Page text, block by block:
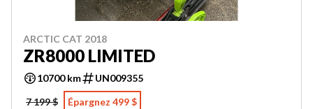
ARCTIC CAT 2018
ZR8000 LIMITED
10700 km
UN009355
7 199 $
Épargnez 499 $